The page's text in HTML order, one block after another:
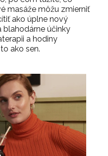
masáže môžu zmierniť
ako úplne nový
blahodárne účinky
a hodiny
ako sen.